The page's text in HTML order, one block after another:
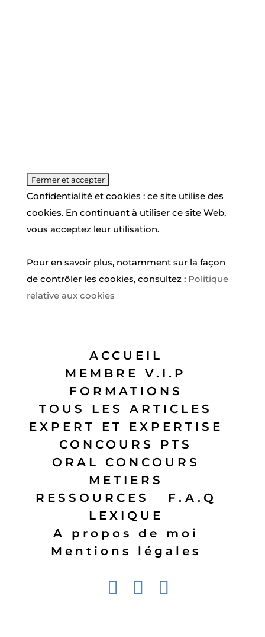
Confidentialité et cookies : ce site utilise des
cookies. En continuant à utiliser ce site Web,
vous acceptez leur utilisation.
Pour en savoir plus, notamment sur la façon
de contrôler les cookies, consultez : Politique
relative aux cookies
ACCUEIL
MEMBRE V.I.P
FORMATIONS
TOUS LES ARTICLES
EXPERT ET EXPERTISE
CONCOURS PTS
ORAL CONCOURS
METIERS
RESSOURCES
F.A.Q
LEXIQUE
A propos de moi
Mentions légales